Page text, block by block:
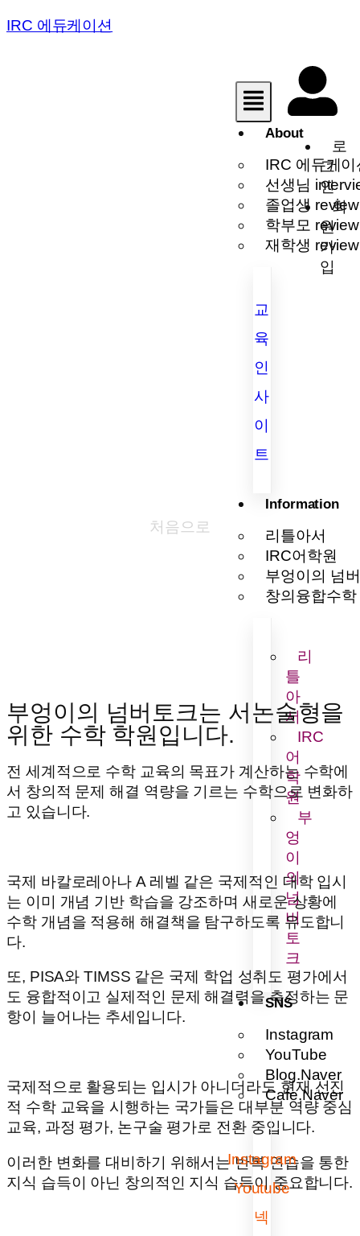
IRC 에듀케이션
About
IRC 에듀케이
선생님
졸업생 review
학부모 review
재학생 review
교
육
인
사
이
트
Information
리틀아서
IRC어학원
부엉이의 넘
창의융합수학
리
틀
아
서
IRC
어
학
원
부
엉
이
의
넘
버
토
크
SNS
Instagram
YouTube
Blog.Naver
Cafe.Naver
Instagram
Youtube
넥
로
그
인
회
원
가
입
처음으로
부엉이의 넘버토크는 서논술형을
위한 수학 학원입니다.
전 세계적으로 수학 교육의 목표가 계산하는 수학에
서 창의적 문제 해결 역량을 기르는 수학으로 변화하
고 있습니다.
국제 바칼로레아나 A 레벨 같은 국제적인 대학 입시
는 이미 개념 기반 학습을 강조하며 새로운 상황에
수학 개념을 적용해 해결책을 탐구하도록 유도합니
다.
또, PISA와 TIMSS 같은 국제 학업 성취도 평가에서
도 융합적이고 실제적인 문제 해결력을 측정하는 문
항이 늘어나는 추세입니다.
국제적으로 활용되는 입시가 아니더라도 현재 선진
적 수학 교육을 시행하는 국가들은 대부분 역량 중심
교육, 과정 평가, 논구술 평가로 전환 중입니다.
이러한 변화를 대비하기 위해서는 반복 연습을 통한
지식 습득이 아닌 창의적인 지식 습득이 중요합니다.